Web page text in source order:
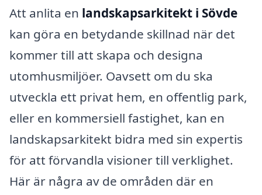
Att anlita en landskapsarkitekt i Sövde
kan göra en betydande skillnad när det
kommer till att skapa och designa
utomhusmiljöer. Oavsett om du ska
utveckla ett privat hem, en offentlig park,
eller en kommersiell fastighet, kan en
landskapsarkitekt bidra med sin expertis
för att förvandla visioner till verklighet.
Här är några av de områden där en